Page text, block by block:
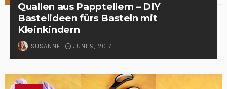
Quallen aus Papptellern – DIY
Bastelideen fürs Basteln mit
Kleinkindern
SUSANNE JUNI 9, 2017